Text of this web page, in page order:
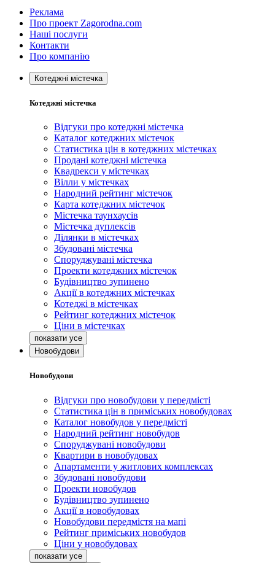
Реклама
Про проект Zagorodna.com
Наші послуги
Контакти
Про компанію
Котеджні містечка
Котеджні містечка
Відгуки про котеджні містечка
Каталог котеджних містечок
Статистика цін в котеджних містечках
Продані котеджні містечка
Квадрекси у містечках
Вілли у містечках
Народний рейтинг містечок
Карта котеджних містечок
Містечка таунхаусів
Містечка дуплексів
Ділянки в містечках
Збудовані містечка
Споруджувані містечка
Проекти котеджних містечок
Будівництво зупинено
Акції в котеджних містечках
Котеджі в містечках
Рейтинг котеджних містечок
Ціни в містечках
Новобудови
Новобудови
Відгуки про новобудови у передмісті
Статистика цін в приміських новобудовах
Каталог новобудов у передмісті
Народний рейтинг новобудов
Споруджувані новобудови
Квартири в новобудовах
Апартаменти у житлових комплексах
Збудовані новобудови
Проекти новобудов
Будівництво зупинено
Акції в новобудовах
Новобудови передмістя на мапі
Рейтинг приміських новобудов
Ціни у новобудовах